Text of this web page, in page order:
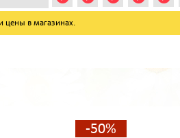
цены в магазинах.
-50%